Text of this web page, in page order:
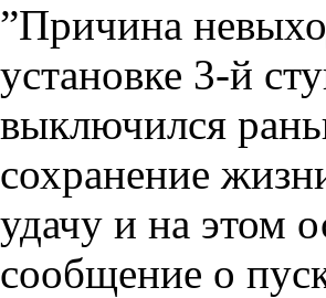
”Причина
установке 3-й
выключился
сохранение
удачу и на этом
сообщение о